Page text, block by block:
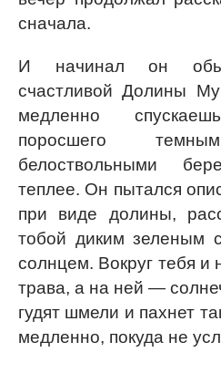
сначала.
И начинал он
счастливой Долины
медленно
поросшего
белоствольными
теплее. Он пытался
при виде долины,
тобой диким зеленым
солнцем. Вокруг тебя и
трава, а на ней —
гудят шмели и пахнет
медленно, покуда не